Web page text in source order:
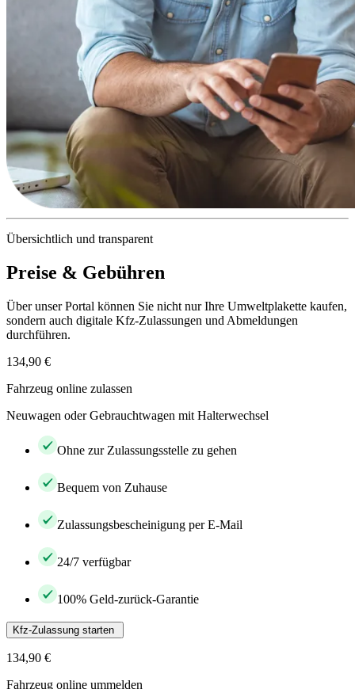
Übersichtlich und transparent
Preise & Gebühren
Über unser Portal können Sie nicht nur Ihre Umweltplakette kaufen,
sondern auch digitale Kfz-Zulassungen und Abmeldungen
durchführen.
134,90 €
Fahrzeug online zulassen
Neuwagen oder Gebrauchtwagen mit Halterwechsel
Ohne zur Zulassungsstelle zu gehen
Bequem von Zuhause
Zulassungsbescheinigung per E-Mail
24/7 verfügbar
100% Geld-zurück-Garantie
Kfz-Zulassung starten
134,90 €
Fahrzeug online ummelden